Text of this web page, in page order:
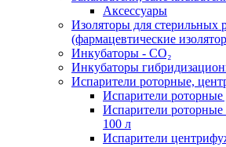
Аксессуары
Изоляторы для стерильных
(фармацевтические
Инкубаторы - CO₂
Инкубаторы
Испарители роторные,
Испарители роторные
Испарители
100 л
Испарители